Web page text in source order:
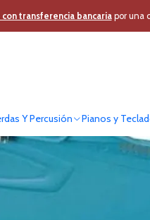
Y Percusión Pianos y
transferencia bancariapor una
Y Percusión Instrumentos